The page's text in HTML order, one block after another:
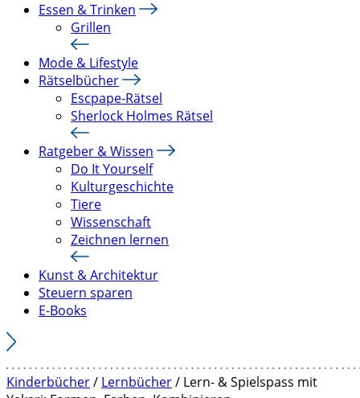
Essen & Trinken
Grillen
Mode & Lifestyle
Rätselbücher
Escpape-Rätsel
Sherlock Holmes Rätsel
Ratgeber & Wissen
Do It Yourself
Kulturgeschichte
Tiere
Wissenschaft
Zeichnen lernen
Kunst & Architektur
Steuern sparen
E-Books
Kinderbücher/ Lernbücher/ Lern- & Spielspass mit